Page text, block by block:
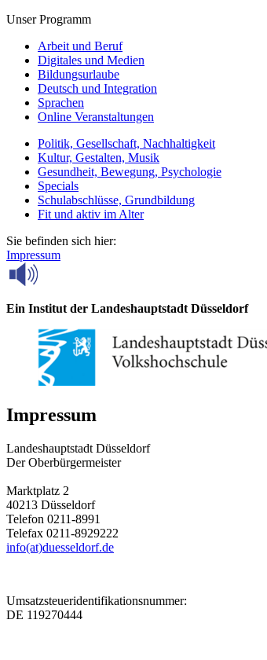
Unser Programm
Arbeit und Beruf
Digitales und Medien
Bildungsurlaube
Deutsch und Integration
Sprachen
Online Veranstaltungen
Politik, Gesellschaft, Nachhaltigkeit
Kultur, Gestalten, Musik
Gesundheit, Bewegung, Psychologie
Specials
Schulabschlüsse, Grundbildung
Fit und aktiv im Alter
Sie befinden sich hier:
Impressum
Ein Institut der Landeshauptstadt Düsseldorf
Impressum
Landeshauptstadt Düsseldorf
Der Oberbürgermeister
Marktplatz 2
40213 Düsseldorf
Telefon 0211-8991
Telefax 0211-8929222
info(at)duesseldorf.de
Umsatzsteueridentifikationsnummer:
DE 119270444